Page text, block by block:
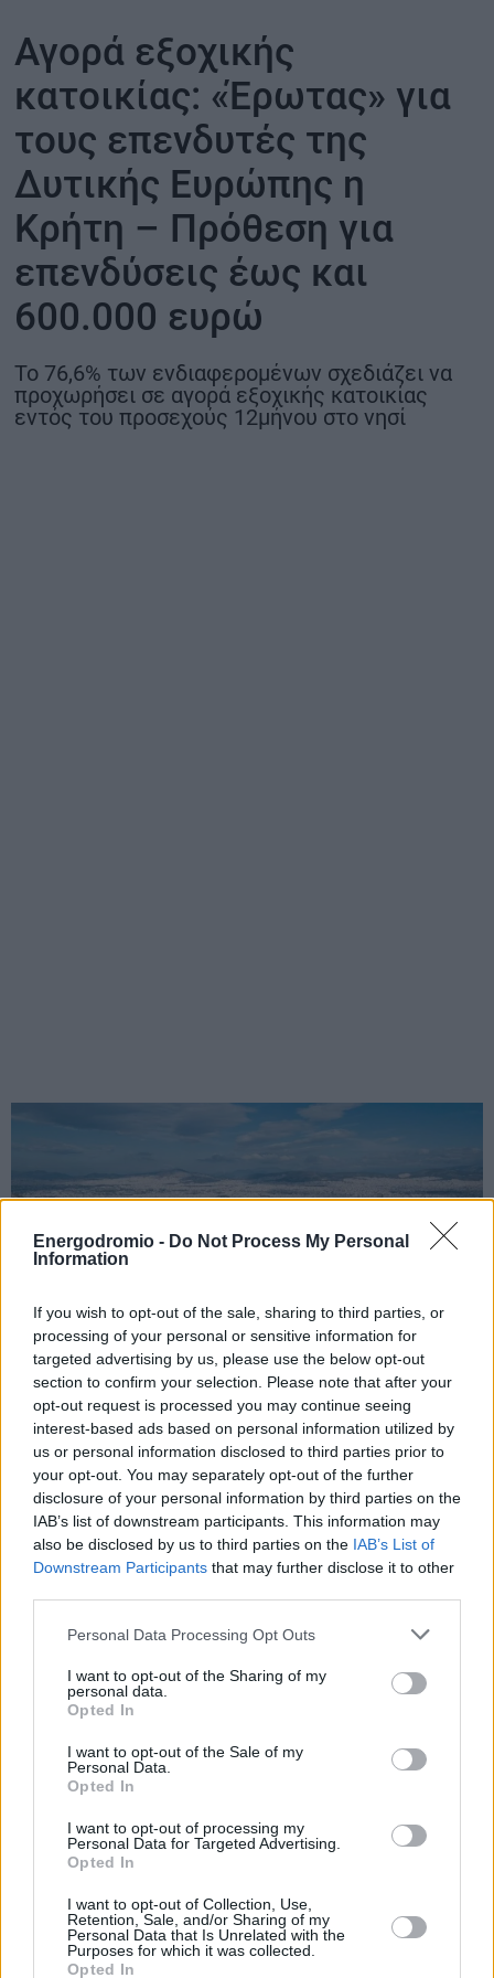
Energodromio - Do Not Process My Personal
Information
If you wish to opt-out of the sale, sharing to third parties, or
processing of your personal or sensitive information for
targeted advertising by us, please use the below opt-out
section to confirm your selection. Please note that after your
opt-out request is processed you may continue seeing
interest-based ads based on personal information utilized by
us or personal information disclosed to third parties prior to
your opt-out. You may separately opt-out of the further
disclosure of your personal information by third parties on the
IAB’s list of downstream participants. This information may
also be disclosed by us to third parties on the IAB’s List of
Downstream Participants that may further disclose it to other
Personal Data Processing Opt Outs
I want to opt-out of the Sharing of my
personal data.
Opted In
I want to opt-out of the Sale of my
Personal Data.
Opted In
I want to opt-out of processing my
Personal Data for Targeted Advertising.
Opted In
I want to opt-out of Collection, Use,
Retention, Sale, and/or Sharing of my
Personal Data that Is Unrelated with the
Purposes for which it was collected.
Opted In
ΟΙΚΟΝΟΜΙΑ - ΕΠΙΧΕΙΡΗΣΕΙΣ
MY PROPERTY
ΚΑΡΑΜΠΟΛΕΣ
ΟΡΟΙ ΧΡΗΣΗΣ
ΕΠΙΚΟΙΝΩΝΙΑ
ΤΑΥΤΟΤΗΤΑ
Αγορά εξοχικής
κατοικίας: «Έρωτας» για
τους επενδυτές της
Δυτικής Ευρώπης η
Κρήτη – Πρόθεση για
επενδύσεις έως και
600.000 ευρώ
Το 76,6% των ενδιαφερομένων σχεδιάζει να
προχωρήσει σε αγορά εξοχικής κατοικίας
εντός του προσεχούς 12μήνου στο νησί
Σε δύο ταχύτητες η ελληνική αγορά
ακινήτων – Οι ξένοι, η εγχώρια
«μάχη» για προσιτή στέγη και οι
κρυφές παγίδες της ανάπτυξης
Στο μικροσκόπιο του Ελληνο-Αμερικανικού Επιμελητηρίου
ισορροπίας η αγορά